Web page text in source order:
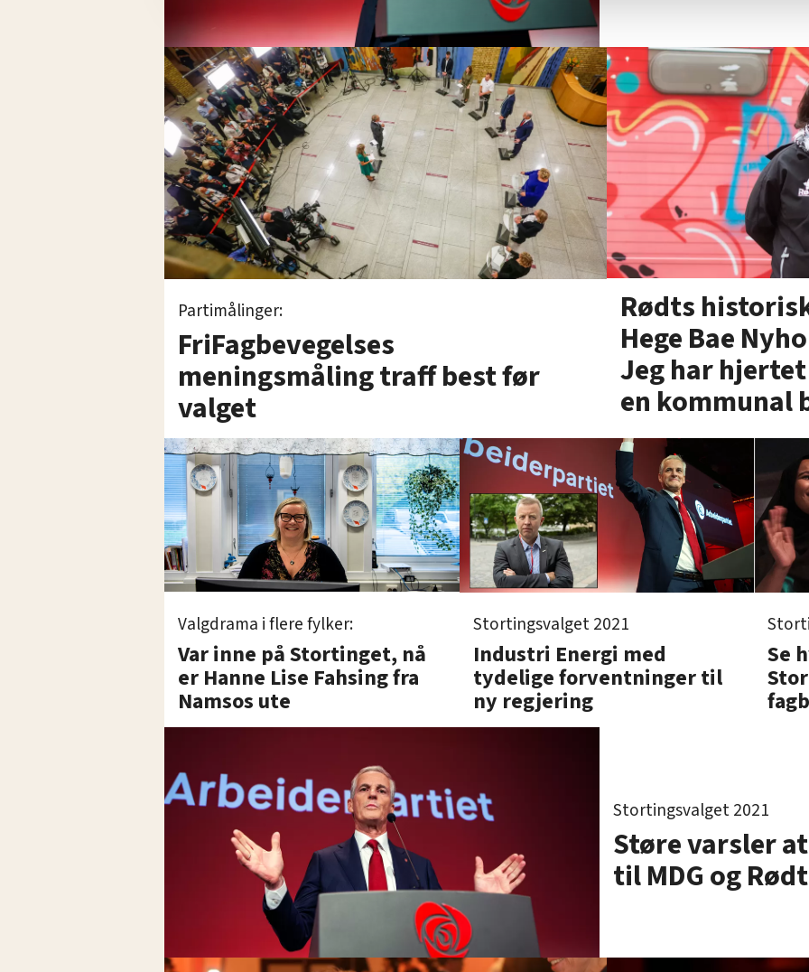
Partimålinger:
FriFagbevegelses
meningsmåling traff best før
valget
Rødts
Hege Bae
Jeg har
en kommunal
Valgdrama i flere fylker:
Var inne på Stortinget, nå
er Hanne Lise Fahsing fra
Namsos ute
Stortingsvalget 2021
Industri Energi med
tydelige forventninger til
ny regjering
Se
Stortingsvalget 2021
Støre varsler
til MDG og Rødt